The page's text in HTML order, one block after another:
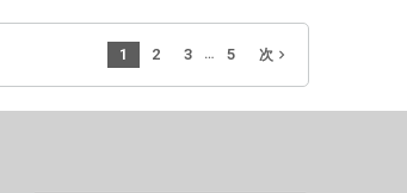
1 2 3 … 5 次navigate_next